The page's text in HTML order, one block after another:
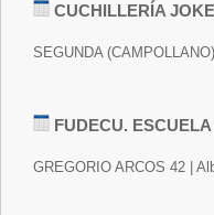
CUCHILLERÍA
SEGUNDA
FUDECU.
GREGORIO ARCOS 42 |